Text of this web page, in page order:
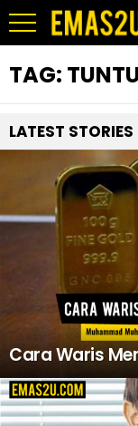
TAG:
LATEST STORIES
Cara Waris